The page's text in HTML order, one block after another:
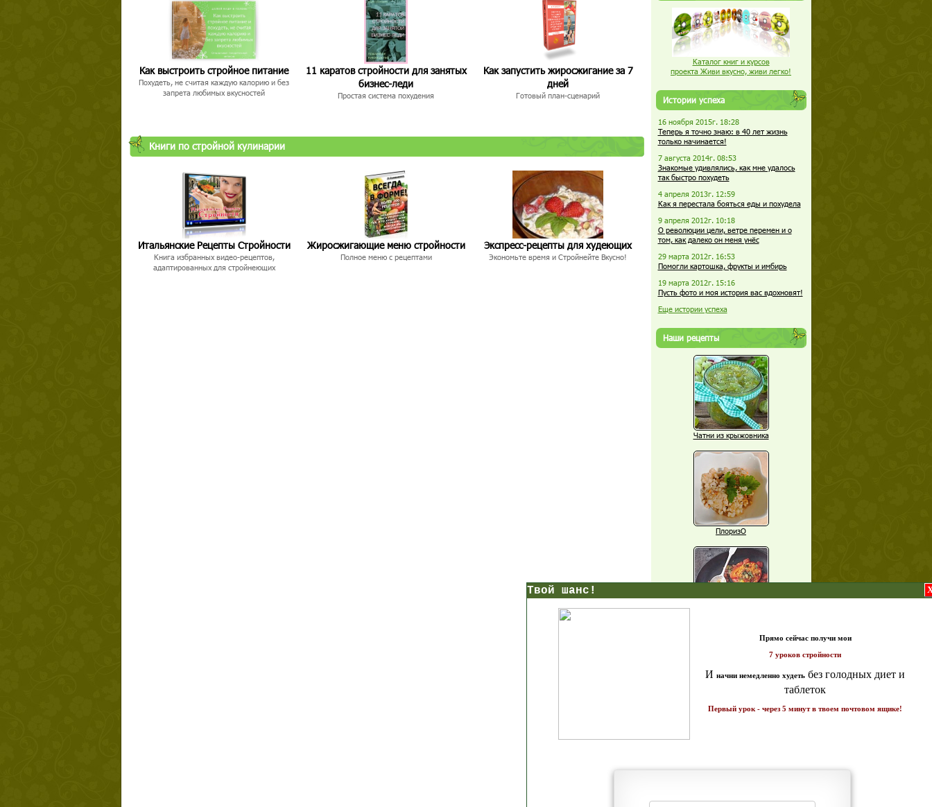
Как выстроить стройное питание
Похудеть, не считая каждую калорию и без
запрета любимых вкусностей
11 каратов стройности для занятых
бизнес-леди
Простая система похудения
Как запустить жиросжигание за 7
дней
Готовый план-сценарий
Книги по стройной кулинарии
Итальянские Рецепты Стройности
Книга избранных видео-рецептов,
адаптированных для стройнеющих
Жиросжигающие меню стройности
Полное меню с рецептами
Экспресс-рецепты для худеющих
Экономьте время и Стройнейте Вкусно!
Каталог книг и курсов
проекта Живи вкусно, живи легко!
Истории успеха
16 ноября 2015г. 18:28
Теперь я точно знаю: в 40 лет жизнь
только начинается!
7 августа 2014г. 08:53
Знакомые удивлялись, как мне удалось
так быстро похудеть
4 апреля 2013г. 12:59
Как я перестала бояться еды и похудела
9 апреля 2012г. 10:18
О революции цели, ветре перемен и о
том, как далеко он меня унёс
29 марта 2012г. 16:53
Помогли картошка, фрукты и имбирь
19 марта 2012г. 15:16
Пусть фото и моя история вас вдохновят!
Еще истории успеха
Наши рецепты
Чатни из крыжовника
ПлоризО
Еще рецепты
середине дня?